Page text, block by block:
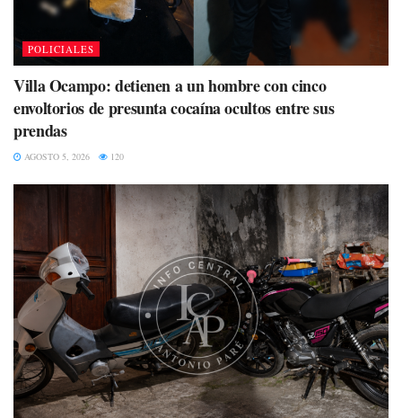
POLICIALES
Villa Ocampo: detienen a un hombre con cinco
envoltorios de presunta cocaína ocultos entre sus
prendas
AGOSTO 5, 2026 120